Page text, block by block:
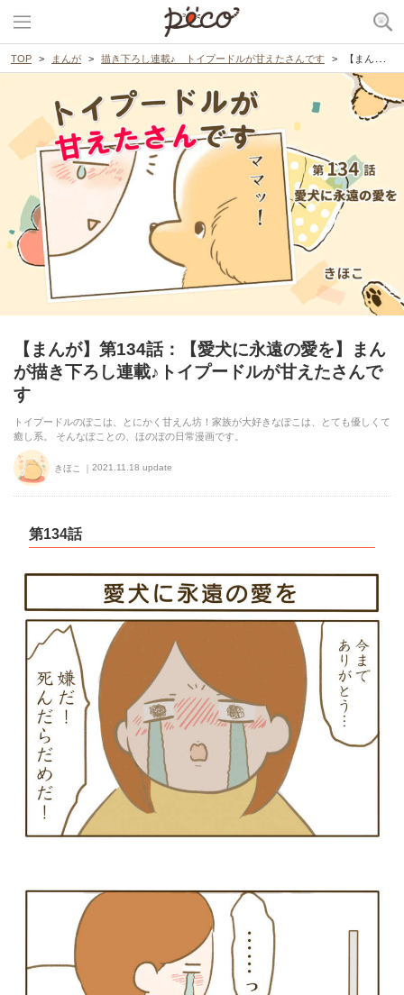
TOP まんが 描き下ろし連載♪ トイプードルが甘えたさんです 【まんが】第134話：【愛犬に永遠の愛を】まんが描き下ろし連載♪トイプードルが甘えたさんです
【まんが】第134話：【愛犬に永遠の愛を】まん
が描き下ろし連載♪トイプードルが甘えたさんで
す
トイプードルのぽこは、とにかく甘えん坊！家族が大好きなぽこは、とても優しくて
癒し系。 そんなぽことの、ほのぼの日常漫画です。
きほこ 2021.11.18 update
第134話